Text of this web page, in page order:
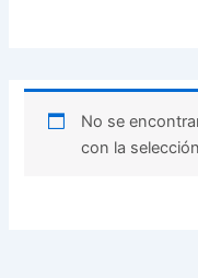
No se
con la